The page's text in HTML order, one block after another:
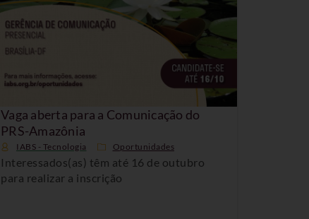
Vaga aberta para a Comunicação do
PRS-Amazônia
IABS - Tecnologia Oportunidades
Interessados(as) têm até 16 de outubro
para realizar a inscrição